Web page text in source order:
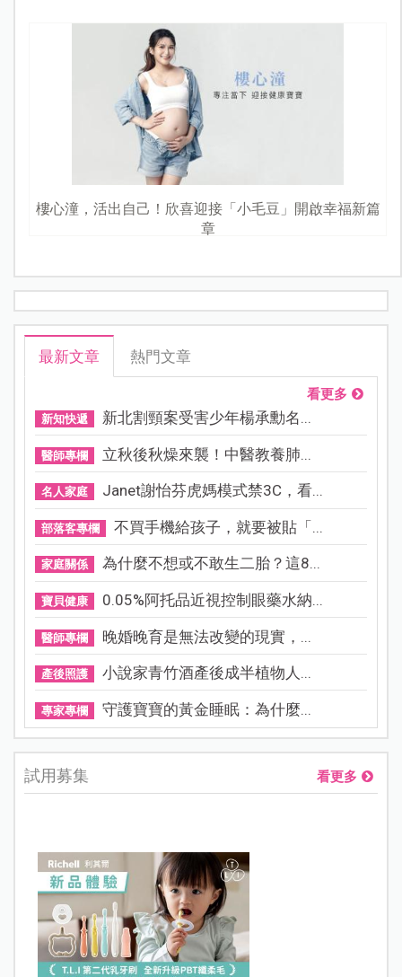
樓心潼，活出自己！欣喜迎接「小毛豆」開啟幸福新篇
章
最新文章 熱門文章
看更多
新知快遞 新北割頸案受害少年楊承勳名...
醫師專欄 立秋後秋燥來襲！中醫教養肺...
名人家庭 Janet謝怡芬虎媽模式禁3C，看...
部落客專欄 不買手機給孩子，就要被貼「...
家庭關係 為什麼不想或不敢生二胎？這8...
寶貝健康 0.05%阿托品近視控制眼藥水納...
醫師專欄 晚婚晚育是無法改變的現實，...
產後照護 小說家青竹酒產後成半植物人...
專家專欄 守護寶寶的黃金睡眠：為什麼...
試用募集 看更多